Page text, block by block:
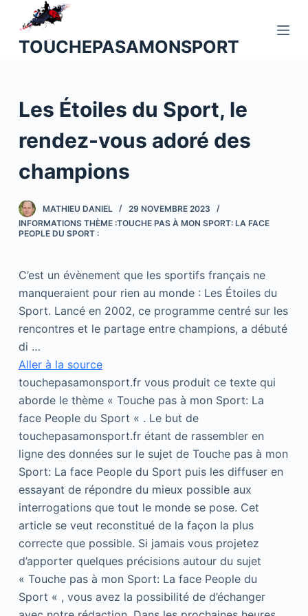
u
o
e
TOUCHEPASAMONSPORT
Les Étoiles du Sport, le
rendez-vous adoré des
champions
MATHIEU DANIEL
29 NOVEMBRE 2023
INFORMATIONS THÈME :TOUCHE PAS À MON SPORT: LA FACE
PEOPLE DU SPORT :
C’est un évènement que les sportifs français ne
manqueraient pour rien au monde : Les Étoiles du
Sport. Lancé en 2002, ce programme centré sur les
rencontres et le partage entre champions, a débuté
di …
Aller à la source
touchepasamonsport.fr vous produit ce texte qui
aborde le thème « Touche pas à mon Sport: La
face People du Sport « . Le but de
touchepasamonsport.fr étant de rassembler en
ligne des données sur le sujet de Touche pas à mon
Sport: La face People du Sport puis les diffuser en
essayant de répondre du mieux possible aux
interrogations que tout le monde se pose. Cet
article se veut reconstitué de la façon la plus
correcte que possible. Si jamais vous projetez
d’apporter quelques précisions autour du sujet
« Touche pas à mon Sport: La face People du
Sport « , vous avez la possibilité de d’échanger